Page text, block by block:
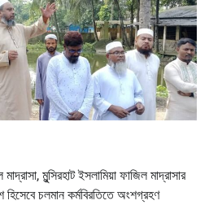
মুন্সিরহাট ইসলামিয়া ফাজিল মাদ্রাসার
হিসেবে চলমান কর্মবিরতিতে অংশগ্রহণ